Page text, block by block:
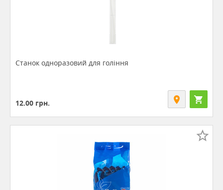
Станок одноразовий для гоління
12.00 грн.